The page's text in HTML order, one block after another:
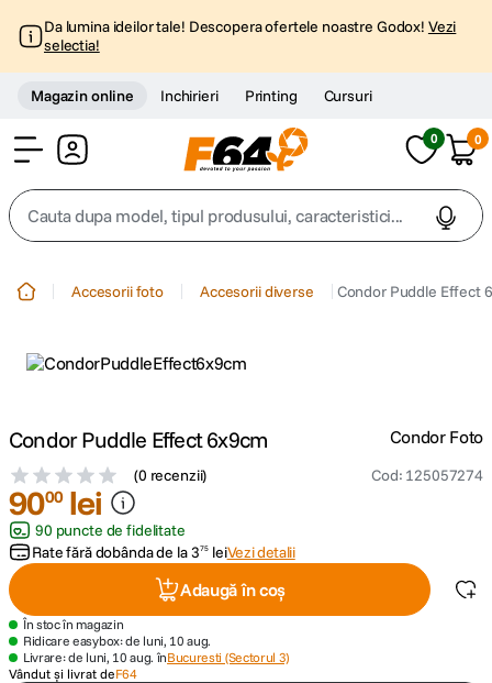
Da lumina ideilor tale! Descopera ofertele noastre Godox! Vezi
selectia!
Magazin online Inchirieri Printing Cursuri
0 0
Cauta dupa model, tipul produsului, caracteristici...
3. trepied telefon
4. peak design
5. canon sx740 hs
7. sony fx
Accesorii foto Accesorii diverse Condor Puddle Effect
Condor Puddle Effect 6x9cm
(0 recenzii) Cod: 125057274
Condor Foto
9000 lei
90 puncte de fidelitate
Rate fără dobânda de la375 leiVezi detalii
Adaugă în coș
În stoc în magazin
Ridicare easybox: de luni, 10 aug.
Livrare: de luni, 10 aug. înBucuresti (Sectorul 3)
Vândut și livrat deF64